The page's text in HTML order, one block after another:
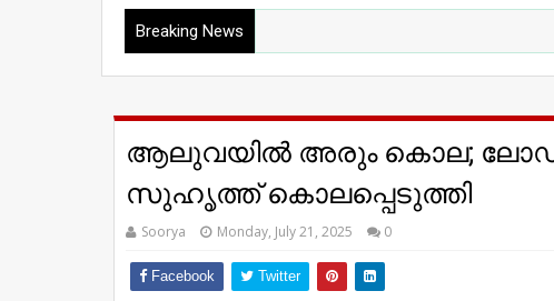
Breaking News
ആലുവയിൽ അരും കൊല;
സുഹൃത്ത് കൊലപ്പെടുത്തി
Soorya Monday, July 21, 2025 0
Facebook Twitter